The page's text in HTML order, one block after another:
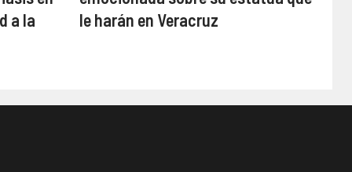
a la
le harán en Veracruz